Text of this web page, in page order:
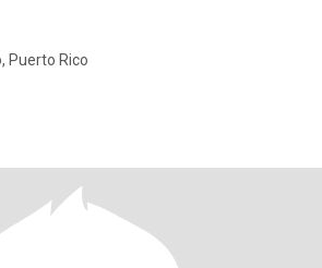
Puerto Rico